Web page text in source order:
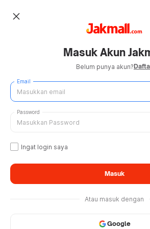
close
Masuk Akun
Belum punya akun?
Email
Password
Ingat login saya
Masuk
Atau masuk dengan
Google